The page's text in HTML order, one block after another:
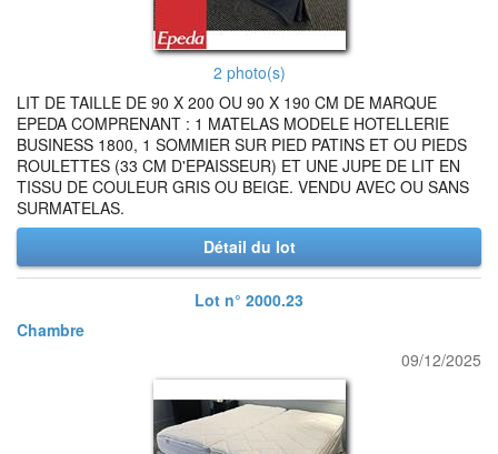
2 photo(s)
LIT DE TAILLE DE 90 X 200 OU 90 X 190 CM DE MARQUE
EPEDA COMPRENANT : 1 MATELAS MODELE HOTELLERIE
BUSINESS 1800, 1 SOMMIER SUR PIED PATINS ET OU PIEDS
ROULETTES (33 CM D'EPAISSEUR) ET UNE JUPE DE LIT EN
TISSU DE COULEUR GRIS OU BEIGE. VENDU AVEC OU SANS
SURMATELAS.
Détail du lot
Lot n° 2000.23
Chambre
09/12/2025